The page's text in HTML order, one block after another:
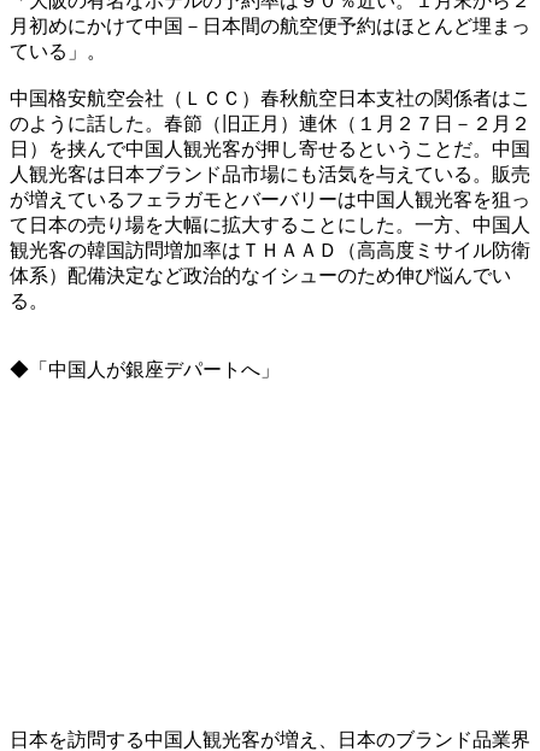
月初めにかけて中国－日本間の航空便予約はほとんど埋まっ
ている」。
中国格安航空会社（ＬＣＣ）春秋航空日本支社の関係者はこ
のように話した。春節（旧正月）連休（１月２７日－２月２
日）を挟んで中国人観光客が押し寄せるということだ。中国
人観光客は日本ブランド品市場にも活気を与えている。販売
が増えているフェラガモとバーバリーは中国人観光客を狙っ
て日本の売り場を大幅に拡大することにした。一方、中国人
観光客の韓国訪問増加率はＴＨＡＡＤ（高高度ミサイル防衛
体系）配備決定など政治的なイシューのため伸び悩んでい
る。
◆「中国人が銀座デパートへ」
日本を訪問する中国人観光客が増え、日本のブランド品業界